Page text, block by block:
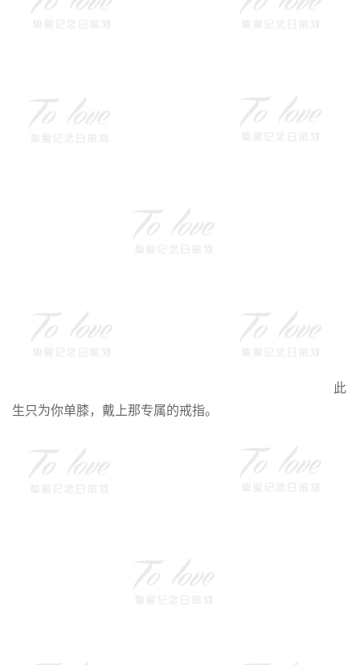
此
生只为你单膝，戴上那专属的戒指。